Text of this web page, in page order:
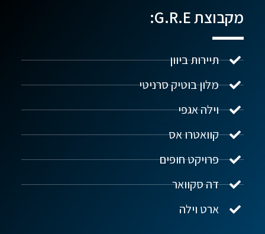
מקבוצת G.R.E:
תיירות ביוון
מלון בוטיק סרניטי
וילה אגפי
קוואטרו אס
פרויקט חופים
דה סקוואר
ארט וילה
נדל"ן ביוון G.R.E
שלום! איך אפשר לעזור?